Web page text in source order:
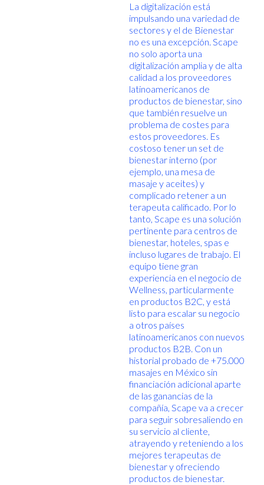
La digitalización está
impulsando una variedad de
sectores y el de Bienestar
no es una excepción. Scape
no solo aporta una
digitalización amplia y de alta
calidad a los proveedores
latinoamericanos de
productos de bienestar, sino
que también resuelve un
problema de costes para
estos proveedores. Es
costoso tener un set de
bienestar interno (por
ejemplo, una mesa de
masaje y aceites) y
complicado retener a un
terapeuta calificado. Por lo
tanto, Scape es una solución
pertinente para centros de
bienestar, hoteles, spas e
incluso lugares de trabajo. El
equipo tiene gran
experiencia en el negocio de
Wellness, particularmente
en productos B2C, y está
listo para escalar su negocio
a otros países
latinoamericanos con nuevos
productos B2B. Con un
historial probado de +75.000
masajes en México sin
financiación adicional aparte
de las ganancias de la
compañía, Scape va a crecer
para seguir sobresaliendo en
su servicio al cliente,
atrayendo y reteniendo a los
mejores terapeutas de
bienestar y ofreciendo
productos de bienestar.